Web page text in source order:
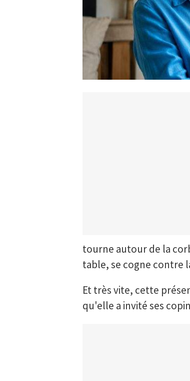
tourne autour de la
table, se cogne contre
Et très vite, cette
qu'elle a invité ses